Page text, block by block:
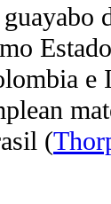
e
(